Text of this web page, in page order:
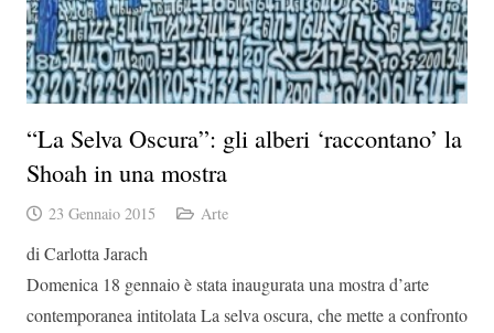
“La Selva Oscura”: gli alberi ‘raccontano’ la
Shoah in una mostra
23 Gennaio 2015 Arte
di Carlotta Jarach
Domenica 18 gennaio è stata inaugurata una mostra d’arte
contemporanea intitolata La selva oscura, che mette a confronto